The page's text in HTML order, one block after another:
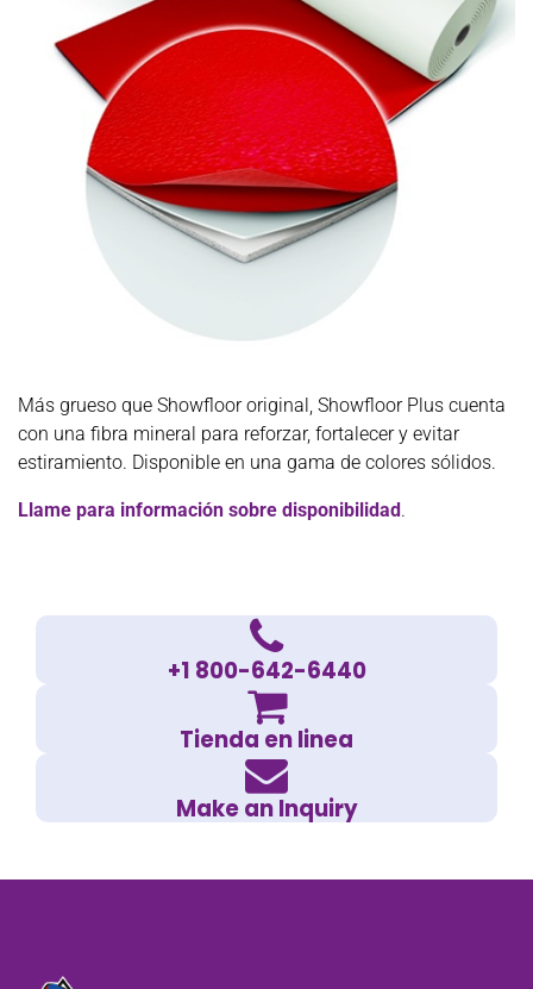
Más grueso que Showfloor original, Showfloor Plus cuenta
con una fibra mineral para reforzar, fortalecer y evitar
estiramiento. Disponible en una gama de colores sólidos.
Llame para información sobre disponibilidad.
+1 800-642-6440
Tienda en linea
Make an Inquiry